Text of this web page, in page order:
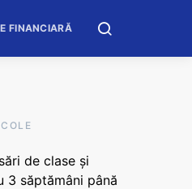
FINANCIARĂ
de clase și
3 săptămâni până